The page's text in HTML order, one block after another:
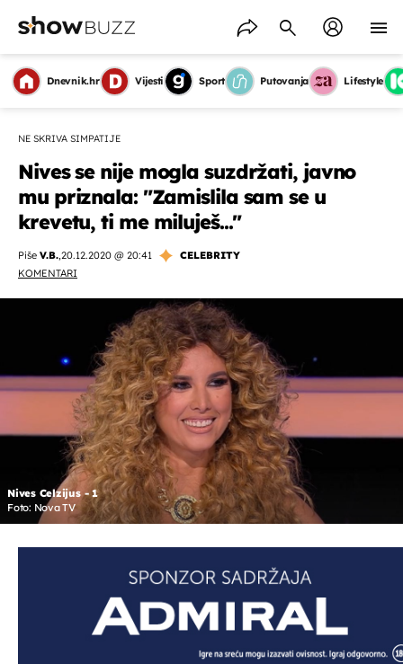
Dnevnik.hr Vijesti Sport Putovanja Lifestyle
NE SKRIVA SIMPATIJE
Nives se nije mogla suzdržati, javno
mu priznala: "Zamislila sam se u
krevetu, ti me miluješ..."
Piše V.B.,20.12.2020 @ 20:41
CELEBRITY
KOMENTARI
Nives Celzijus - 1
Foto: Nova TV
OMOGUĆI OBAVIJESTI